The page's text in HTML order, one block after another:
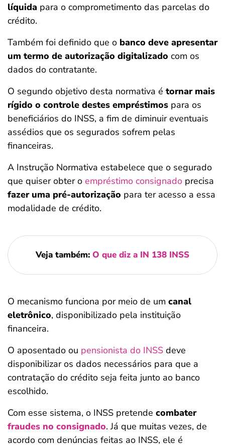
líquida para o comprometimento das parcelas do
crédito.
Também foi definido que o banco deve apresentar
um termo de autorização digitalizado com os
dados do contratante.
O segundo objetivo desta normativa é tornar mais
rígido o controle destes empréstimos para os
beneficiários do INSS, a fim de diminuir eventuais
assédios que os segurados sofrem pelas
financeiras.
A Instrução Normativa estabelece que o segurado
que quiser obter o empréstimo consignado precisa
fazer uma pré-autorização para ter acesso a essa
modalidade de crédito.
Veja também: O que diz a IN 138 INSS
O mecanismo funciona por meio de um canal
eletrônico, disponibilizado pela instituição
financeira.
O aposentado ou pensionista do INSS deve
disponibilizar os dados necessários para que a
contratação do crédito seja feita junto ao banco
escolhido.
Com esse sistema, o INSS pretende combater
fraudes no consignado. Já que muitas vezes, de
acordo com denúncias feitas ao INSS, ele é